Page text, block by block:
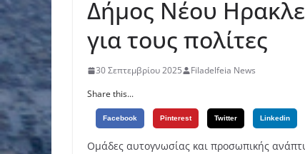
Δήμος Νέου
για τους πολίτες
30 Σεπτεμβρίου 2025
Filadelfeia News
Share this...
Facebook Pinterest Twitter Linkedin
Ομάδες αυτογνωσίας και προσωπικής